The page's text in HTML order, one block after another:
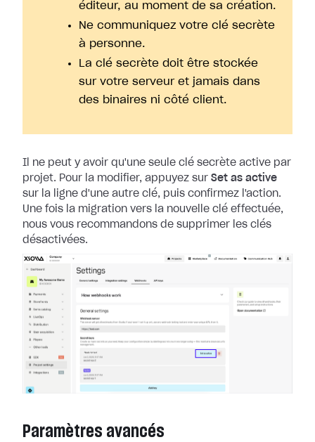
éditeur, au moment de sa création.
Ne communiquez votre clé secrète
à personne.
La clé secrète doit être stockée
sur votre serveur et jamais dans
des binaires ni côté client.
Il ne peut y avoir qu'une seule clé secrète active par
projet. Pour la modifier, appuyez sur Set as active
sur la ligne d'une autre clé, puis confirmez l'action.
Une fois la migration vers la nouvelle clé effectuée,
nous vous recommandons de supprimer les clés
désactivées.
Paramètres avancés